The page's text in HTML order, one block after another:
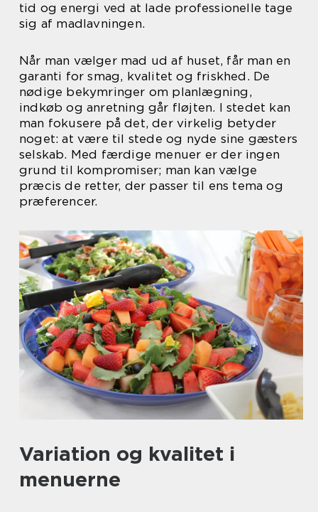
tid og energi ved at lade professionelle tage
sig af madlavningen.
Når man vælger mad ud af huset, får man en
garanti for smag, kvalitet og friskhed. De
nødige bekymringer om planlægning,
indkøb og anretning går fløjten. I stedet kan
man fokusere på det, der virkelig betyder
noget: at være til stede og nyde sine gæsters
selskab. Med færdige menuer er der ingen
grund til kompromiser; man kan vælge
præcis de retter, der passer til ens tema og
præferencer.
Variation og kvalitet i
menuerne